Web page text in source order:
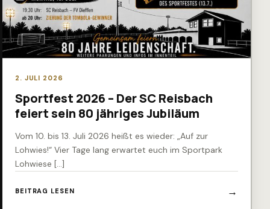
2. JULI 2026
Sportfest 2026 – Der SC Reisbach
feiert sein 80 jähriges Jubiläum
Vom 10. bis 13. Juli 2026 heißt es wieder: „Auf zur
Lohwies!“ Vier Tage lang erwartet euch im Sportpark
Lohwiese […]
BEITRAG LESEN